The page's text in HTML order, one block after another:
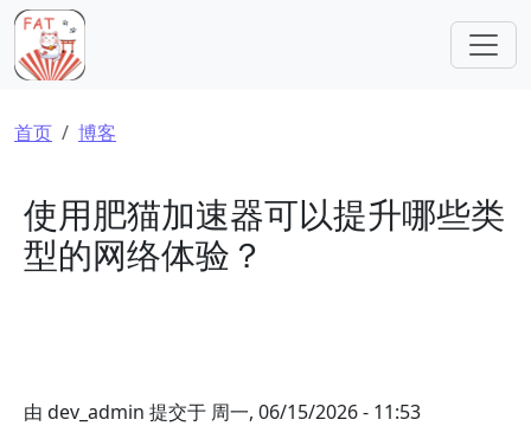
跳转到主要内容
面包屑
首页 博客
使用肥猫加速器可以提升哪些类
型的网络体验？
由 dev_admin 提交于 周一, 06/15/2026 - 11:53